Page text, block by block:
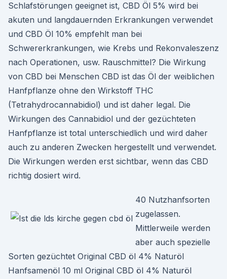
Schlafstörungen geeignet ist, CBD Öl 5% wird bei
akuten und langdauernden Erkrankungen verwendet
und CBD Öl 10% empfehlt man bei
Schwererkrankungen, wie Krebs und Rekonvaleszenz
nach Operationen, usw. Rauschmittel? Die Wirkung
von CBD bei Menschen CBD ist das Öl der weiblichen
Hanfpflanze ohne den Wirkstoff THC
(Tetrahydrocannabidiol) und ist daher legal. Die
Wirkungen des Cannabidiol und der gezüchteten
Hanfpflanze ist total unterschiedlich und wird daher
auch zu anderen Zwecken hergestellt und verwendet.
Die Wirkungen werden erst sichtbar, wenn das CBD
richtig dosiert wird.
40 Nutzhanfsorten
zugelassen.
Mittlerweile werden
aber auch spezielle
Sorten gezüchtet Original CBD öl 4% Naturöl
Hanfsamenöl 10 ml Original CBD öl 4% Naturöl